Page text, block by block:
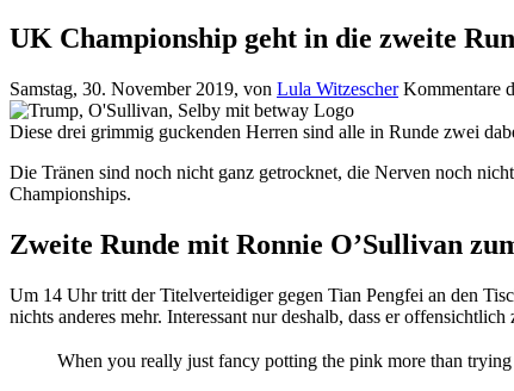
UK Championship geht in die zweite
Samstag, 30. November 2019, von Lula Witzescher Kommentare
Diese drei grimmig guckenden Herren sind alle in Runde zwei
Die Tränen sind noch nicht ganz getrocknet, die Nerven noch
Championships.
Zweite Runde mit Ronnie O’Sullivan
Um 14 Uhr tritt der Titelverteidiger gegen Tian Pengfei an den
nichts anderes mehr. Interessant nur deshalb, dass er
When you really just fancy potting the pink more than trying